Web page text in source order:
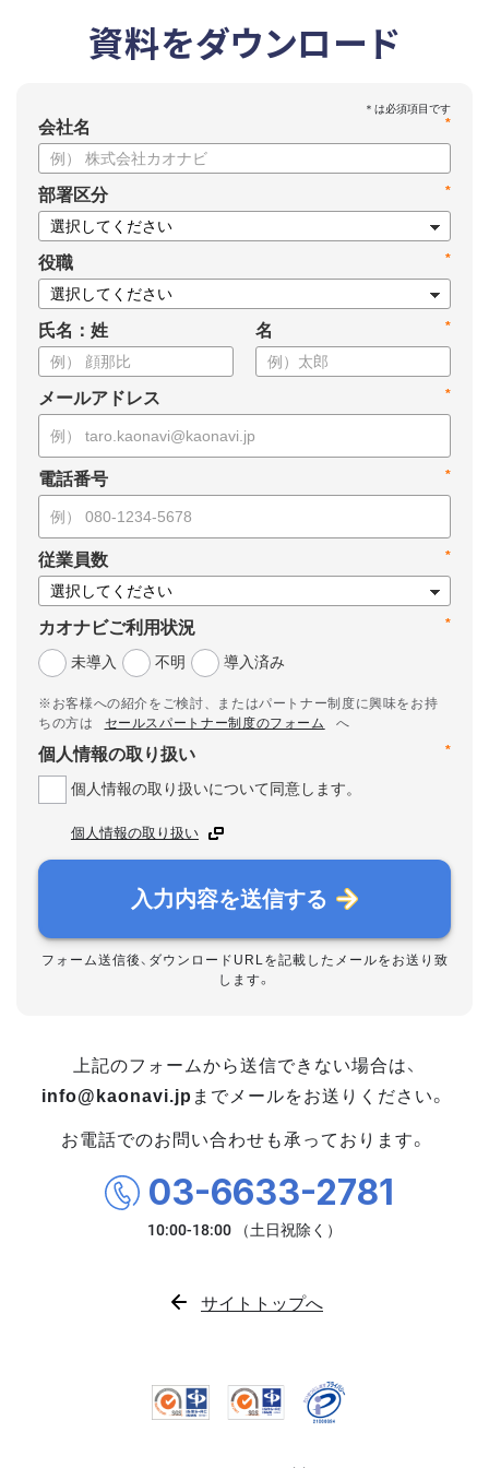
資料をダウンロード
*
会社名
*
部署区分
*
役職
氏名：姓 *
名
*
メールアドレス
*
電話番号
*
従業員数
*
カオナビご利用状況
未導入
不明 導入済み
※お客様への紹介をご検討、またはパートナー制度に興味をお持
ちの方は
セールスパートナー制度のフォーム
へ
*
個人情報の取り扱い
個人情報の取り扱いについて同意します。
個人情報の取り扱い
入力内容を送信する
フォーム送信後、ダウンロードURLを記載したメールをお送り致
します。
上記のフォームから送信できない場合は、
info@kaonavi.jp までメールをお送りください。
お電話でのお問い合わせも承っております。
03-6633-2781
サイトトップへ